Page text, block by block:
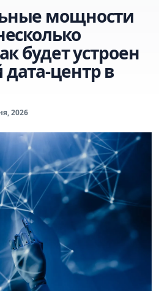
мощности
будет устроен
центр в
2026